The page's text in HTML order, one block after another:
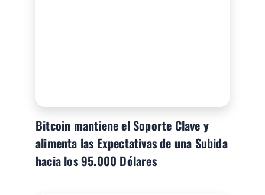
Bitcoin mantiene el Soporte Clave y
alimenta las Expectativas de una Subida
hacia los 95.000 Dólares